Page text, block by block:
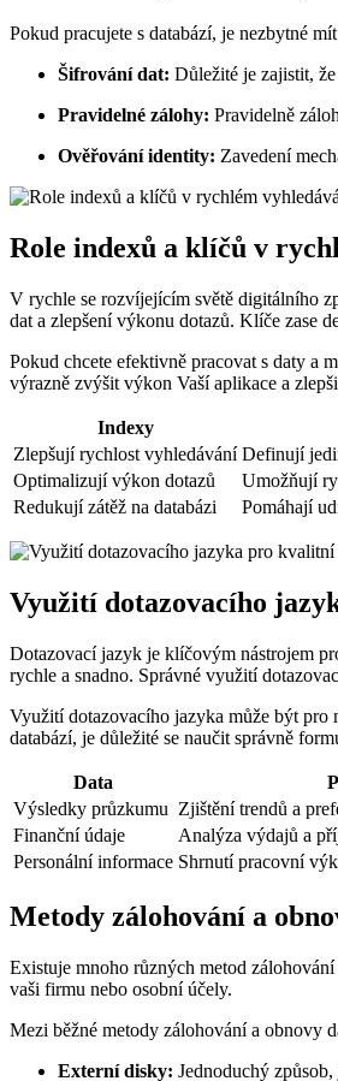
Pokud pracujete s databází, je nezbytné
Šifrování dat: Důležité je zajistit,
Pravidelné zálohy: Pravidelně
Ověřování identity: Zavedení
Role indexů a klíčů v
V rychle se rozvíjejícím světě digitálního
dat a zlepšení výkonu dotazů. Klíče zase
Pokud chcete efektivně pracovat s daty a
výrazně zvýšit výkon Vaší aplikace a
Indexy
Zlepšují rychlost vyhledávání Definují
Optimalizují výkon dotazů
Umožňují
Redukují zátěž na databázi
Pomáhají
Využití dotazovacího
Dotazovací jazyk je klíčovým nástrojem
rychle a snadno. Správné využití
Využití dotazovacího jazyka může být pro
databází, je důležité se naučit správně
Data
Výsledky průzkumu Zjištění trendů a
Finanční údaje
Analýza výdajů a
Personální informace Shrnutí pracovní
Metody zálohování a
Existuje mnoho různých metod
vaši firmu nebo osobní účely.
Mezi běžné metody zálohování a obnovy
Externí disky: Jednoduchý